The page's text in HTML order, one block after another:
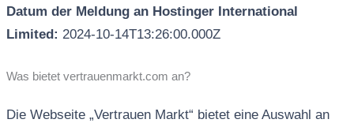
Datum der Meldung an Hostinger International
Limited: 2024-10-14T13:26:00.000Z
Was bietet vertrauenmarkt.com an?
Die Webseite „Vertrauen Markt“ bietet eine Auswahl an